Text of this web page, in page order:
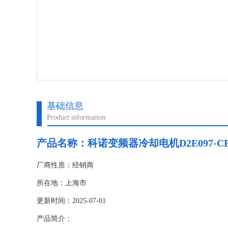
基础信息
Product information
产品名称：科诺变频器冷却电机D2E097-
厂商性质：经销商
所在地：上海市
更新时间：2025-07-01
产品简介：